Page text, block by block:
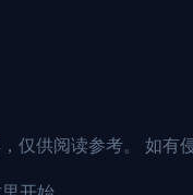
仅供阅读参考。 如有